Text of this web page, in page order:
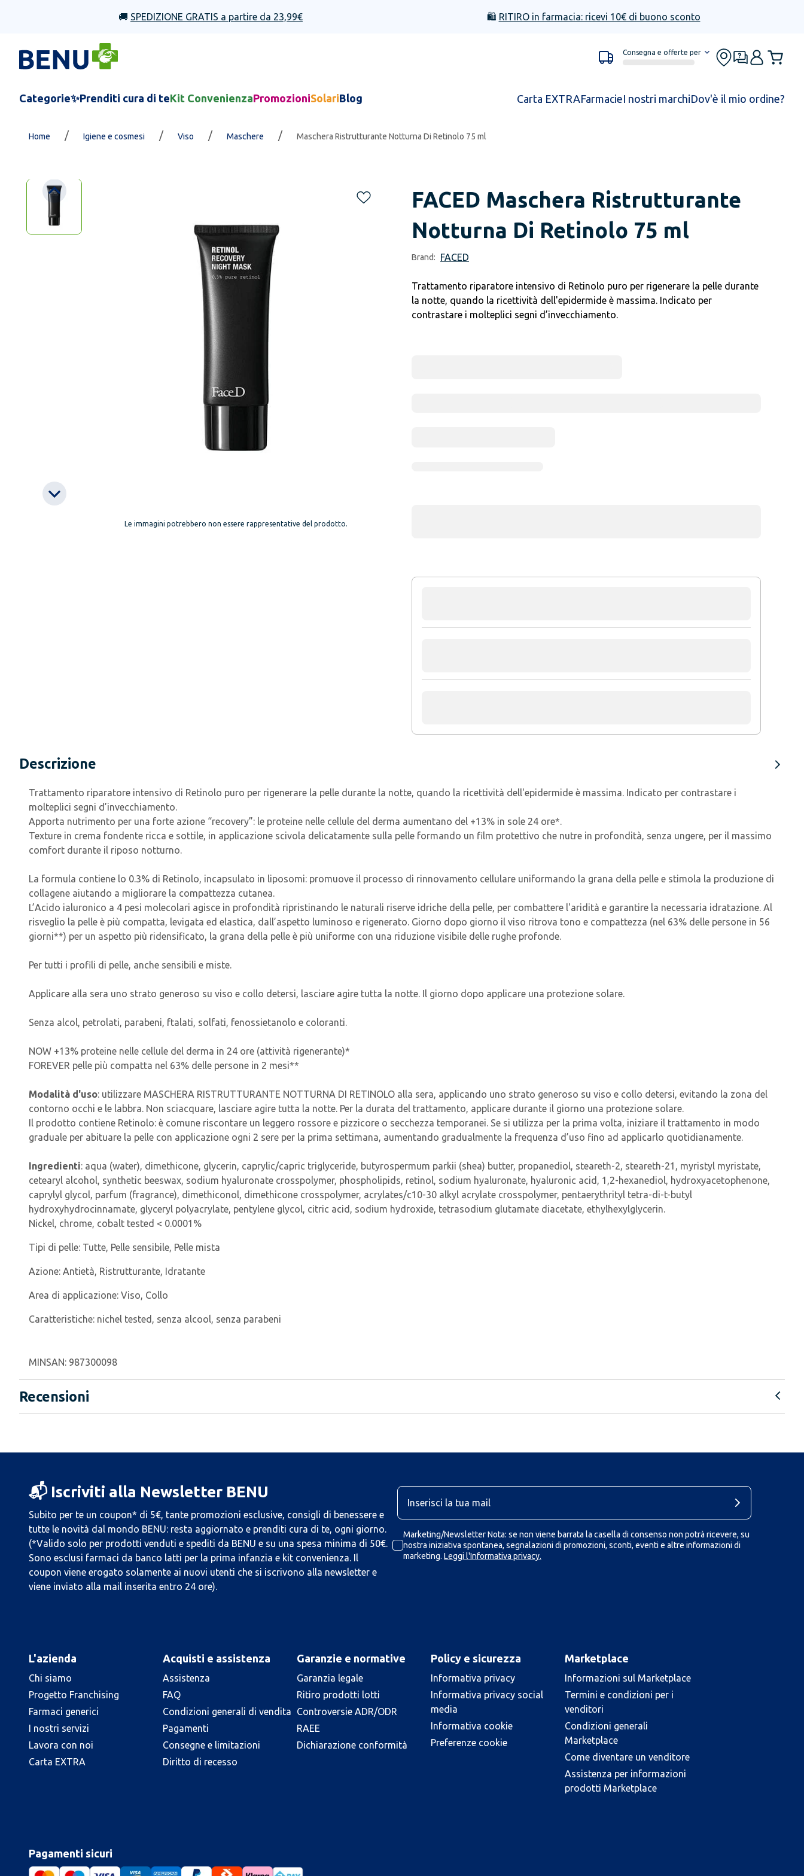
🚚 SPEDIZIONE GRATIS a partire da 23,99€ 🛍️ RITIRO in farmacia: ricevi 10€ di buono sconto
Consegna e offerte per
Categorie✨Prenditi cura di teKit ConvenienzaPromozioniSolariBlog Carta EXTRAFarmacieI nostri marchiDov'è il mio ordine?
Home / Igiene e cosmesi / Viso / Maschere / Maschera Ristrutturante Notturna Di Retinolo 75 ml
Le immagini potrebbero non essere rappresentative del prodotto.
FACED Maschera Ristrutturante
Notturna Di Retinolo 75 ml
Brand: FACED
Trattamento riparatore intensivo di Retinolo puro per rigenerare la pelle durante
la notte, quando la ricettività dell'epidermide è massima. Indicato per
contrastare i molteplici segni d’invecchiamento.
Descrizione
Trattamento riparatore intensivo di Retinolo puro per rigenerare la pelle durante la notte, quando la ricettività dell'epidermide è massima. Indicato per contrastare i
molteplici segni d’invecchiamento.
Apporta nutrimento per una forte azione “recovery”: le proteine nelle cellule del derma aumentano del +13% in sole 24 ore*.
Texture in crema fondente ricca e sottile, in applicazione scivola delicatamente sulla pelle formando un film protettivo che nutre in profondità, senza ungere, per il massimo
comfort durante il riposo notturno.
La formula contiene lo 0.3% di Retinolo, incapsulato in liposomi: promuove il processo di rinnovamento cellulare uniformando la grana della pelle e stimola la produzione di
collagene aiutando a migliorare la compattezza cutanea.
L’Acido ialuronico a 4 pesi molecolari agisce in profondità ripristinando le naturali riserve idriche della pelle, per combattere l'aridità e garantire la necessaria idratazione. Al
risveglio la pelle è più compatta, levigata ed elastica, dall’aspetto luminoso e rigenerato. Giorno dopo giorno il viso ritrova tono e compattezza (nel 63% delle persone in 56
giorni**) per un aspetto più ridensificato, la grana della pelle è più uniforme con una riduzione visibile delle rughe profonde.
Per tutti i profili di pelle, anche sensibili e miste.
Applicare alla sera uno strato generoso su viso e collo detersi, lasciare agire tutta la notte. Il giorno dopo applicare una protezione solare.
Senza alcol, petrolati, parabeni, ftalati, solfati, fenossietanolo e coloranti.
NOW +13% proteine nelle cellule del derma in 24 ore (attività rigenerante)*
FOREVER pelle più compatta nel 63% delle persone in 2 mesi**
Modalità d'uso: utilizzare MASCHERA RISTRUTTURANTE NOTTURNA DI RETINOLO alla sera, applicando uno strato generoso su viso e collo detersi, evitando la zona del
contorno occhi e le labbra. Non sciacquare, lasciare agire tutta la notte. Per la durata del trattamento, applicare durante il giorno una protezione solare.
Il prodotto contiene Retinolo: è comune riscontare un leggero rossore e pizzicore o secchezza temporanei. Se si utilizza per la prima volta, iniziare il trattamento in modo
graduale per abituare la pelle con applicazione ogni 2 sere per la prima settimana, aumentando gradualmente la frequenza d’uso fino ad applicarlo quotidianamente.
Ingredienti: aqua (water), dimethicone, glycerin, caprylic/capric triglyceride, butyrospermum parkii (shea) butter, propanediol, steareth-2, steareth-21, myristyl myristate,
cetearyl alcohol, synthetic beeswax, sodium hyaluronate crosspolymer, phospholipids, retinol, sodium hyaluronate, hyaluronic acid, 1,2-hexanediol, hydroxyacetophenone,
caprylyl glycol, parfum (fragrance), dimethiconol, dimethicone crosspolymer, acrylates/c10-30 alkyl acrylate crosspolymer, pentaerythrityl tetra-di-t-butyl
hydroxyhydrocinnamate, glyceryl polyacrylate, pentylene glycol, citric acid, sodium hydroxide, tetrasodium glutamate diacetate, ethylhexylglycerin.
Nickel, chrome, cobalt tested < 0.0001%
Tipi di pelle: Tutte, Pelle sensibile, Pelle mista
Azione: Antietà, Ristrutturante, Idratante
Area di applicazione: Viso, Collo
Caratteristiche: nichel tested, senza alcool, senza parabeni
MINSAN: 987300098
Recensioni
📬 Iscriviti alla Newsletter BENU
Subito per te un coupon* di 5€, tante promozioni esclusive, consigli di benessere e
tutte le novità dal mondo BENU: resta aggiornato e prenditi cura di te, ogni giorno.
(*Valido solo per prodotti venduti e spediti da BENU e su una spesa minima di 50€.
Sono esclusi farmaci da banco latti per la prima infanzia e kit convenienza. Il
coupon viene erogato solamente ai nuovi utenti che si iscrivono alla newsletter e
viene inviato alla mail inserita entro 24 ore).
Marketing/Newsletter Nota: se non viene barrata la casella di consenso non potrà ricevere, su
nostra iniziativa spontanea, segnalazioni di promozioni, sconti, eventi e altre informazioni di
marketing. Leggi l'Informativa privacy.
L'azienda
Chi siamo
Progetto Franchising
Farmaci generici
I nostri servizi
Lavora con noi
Carta EXTRA
Acquisti e assistenza
Assistenza
FAQ
Condizioni generali di vendita
Pagamenti
Consegne e limitazioni
Diritto di recesso
Garanzie e normative
Garanzia legale
Ritiro prodotti lotti
Controversie ADR/ODR
RAEE
Dichiarazione conformità
Policy e sicurezza
Informativa privacy
Informativa privacy social
media
Informativa cookie
Preferenze cookie
Marketplace
Informazioni sul Marketplace
Termini e condizioni per i
venditori
Condizioni generali
Marketplace
Come diventare un venditore
Assistenza per informazioni
prodotti Marketplace
Pagamenti sicuri